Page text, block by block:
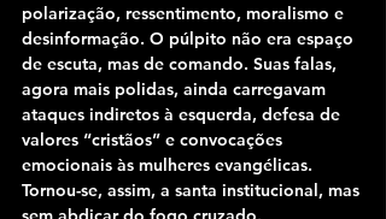
polarização, ressentimento, moralismo e
desinformação. O púlpito não era espaço
de escuta, mas de comando. Suas falas,
agora mais polidas, ainda carregavam
ataques indiretos à esquerda, defesa de
valores “cristãos” e convocações
emocionais às mulheres evangélicas.
Tornou-se, assim, a santa institucional, mas